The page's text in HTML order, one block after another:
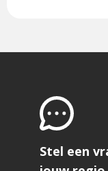
Stel een